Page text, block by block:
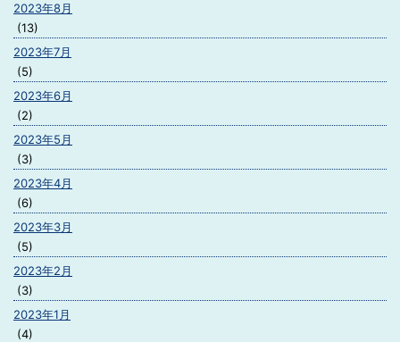
2023年8月
(13)
2023年7月
(5)
2023年6月
(2)
2023年5月
(3)
2023年4月
(6)
2023年3月
(5)
2023年2月
(3)
2023年1月
(4)